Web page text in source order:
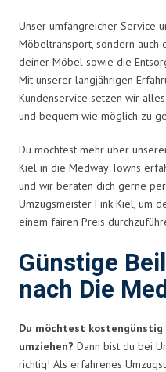
Unser umfangreicher Service
Möbeltransport, sondern auch
deiner Möbel sowie die
Mit unserer langjährigen
Kundenservice setzen wir
und bequem wie möglich zu
Du möchtest mehr über
Kiel in die Medway Towns
und wir beraten dich gerne
Umzugsmeister Fink Kiel, um
einem fairen Preis
Günstige
nach Die
Du möchtest kostengünstig
umziehen? Dann bist du bei
richtig! Als erfahrenes